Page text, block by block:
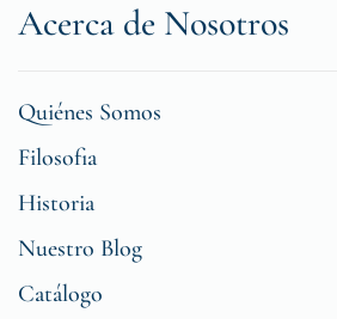
Acerca de Nosotros
Quiénes Somos
Filosofia
Historia
Nuestro Blog
Catálogo